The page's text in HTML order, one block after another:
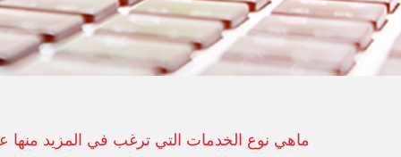
ماهي نوع الخدمات التي ترغب في المزيد منها